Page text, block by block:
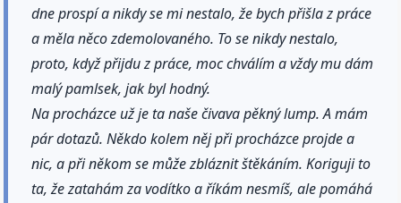
dne prospí a nikdy se mi nestalo, že bych přišla z práce
a měla něco zdemolovaného. To se nikdy nestalo,
proto, když přijdu z práce, moc chválím a vždy mu dám
malý pamlsek, jak byl hodný.
Na procházce už je ta naše čivava pěkný lump. A mám
pár dotazů. Někdo kolem něj při procházce projde a
nic, a při někom se může zbláznit štěkáním. Koriguji to
ta, že zatahám za vodítko a říkám nesmíš, ale pomáhá